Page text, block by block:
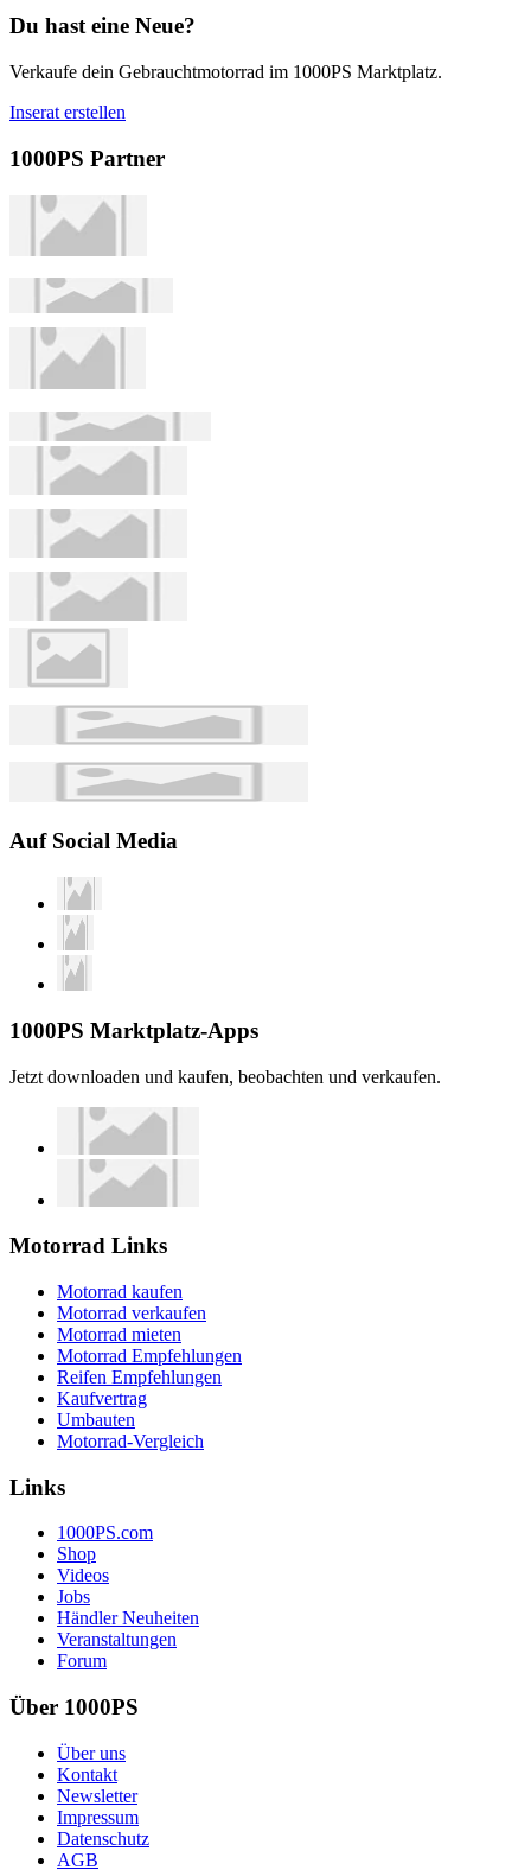
Du hast eine Neue?
Verkaufe dein Gebrauchtmotorrad im 1000PS Marktplatz.
Inserat erstellen
1000PS Partner
Auf Social Media
1000PS Marktplatz-Apps
Jetzt downloaden und kaufen, beobachten und verkaufen.
Motorrad Links
Motorrad kaufen
Motorrad verkaufen
Motorrad mieten
Motorrad Empfehlungen
Reifen Empfehlungen
Kaufvertrag
Umbauten
Motorrad-Vergleich
Links
1000PS.com
Shop
Videos
Jobs
Händler Neuheiten
Veranstaltungen
Forum
Über 1000PS
Über uns
Kontakt
Newsletter
Impressum
Datenschutz
AGB